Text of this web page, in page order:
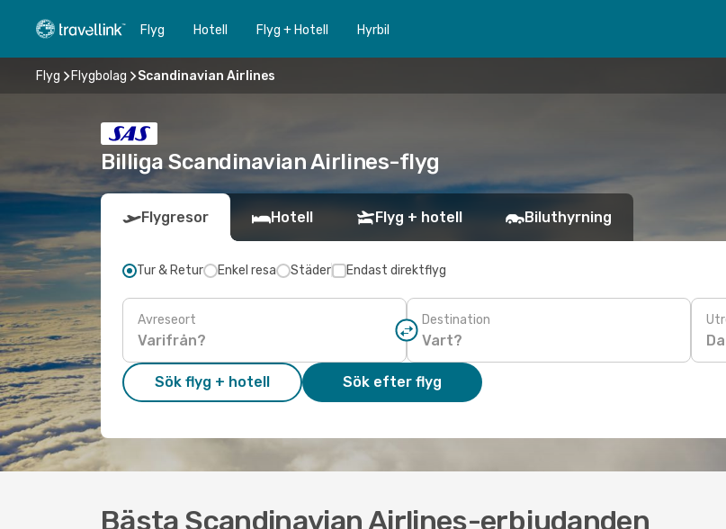
Flyg Hotell Flyg + Hotell Hyrbil
Flyg Flygbolag Scandinavian Airlines
Billiga Scandinavian Airlines-flyg
Flygresor Hotell Flyg + hotell Biluthyrning
Tur & Retur Enkel resa Städer Endast direktflyg
Avreseort Destination
Sök flyg + hotell Sök efter flyg
Bästa Scandinavian Airlines-erbjudanden